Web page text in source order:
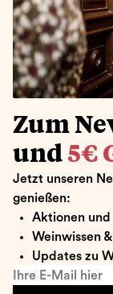
Zum
und 5€
Jetzt unseren
genießen:
Aktionen
Weinwissen
Updates zu
Ihre E-Mail hier